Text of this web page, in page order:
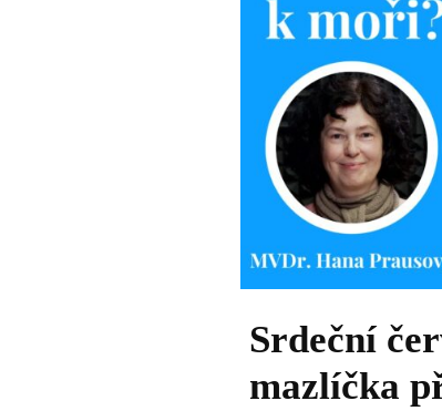
Srdeční
mazlíčka